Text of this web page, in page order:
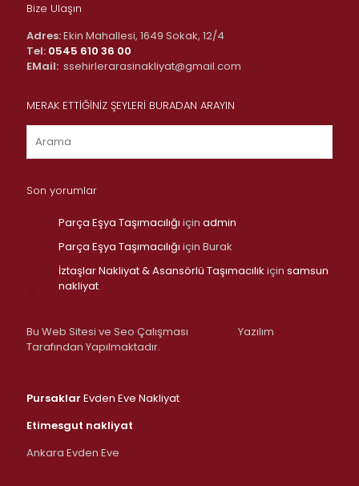
Bize Ulaşın
Adres:Ekin Mahallesi, 1649 Sokak, 12/4
Tel: 0545 610 36 00
EMail: ssehirlerarasinakliyat@gmail.com
MERAK ETTİĞİNİZ ŞEYLERİ BURADAN ARAYIN
Son yorumlar
Parça Eşya Taşımacılığı için admin
Parça Eşya Taşımacılığı için Burak
İztaşlar Nakliyat & Asansörlü Taşımacılık için samsun
nakliyat
Bu Web Sitesi ve Seo Çalışması
Yazılım
Tarafından Yapılmaktadır.
Pursaklar Evden Eve Nakliyat
Etimesgut nakliyat
Ankara Evden Eve